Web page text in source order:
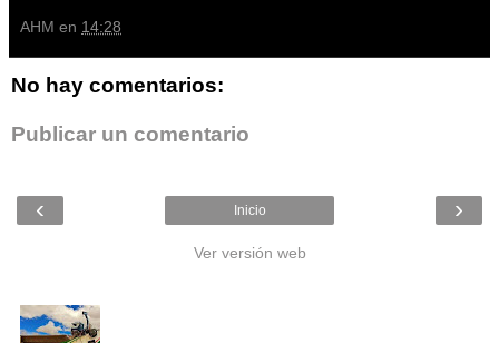
AHM en 14:28
No hay comentarios:
Publicar un comentario
‹ ›
Inicio
Ver versión web